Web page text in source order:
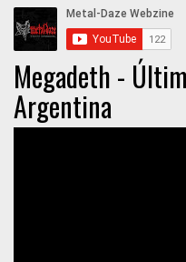
Megadeth -
Argentina